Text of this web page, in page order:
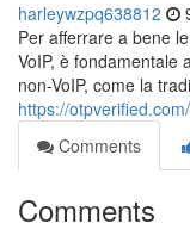
harleywzpq638812
Per afferrare a bene
VoIP, è fondamentale
non-VoIP, come la
https://otpverified.com/
Comments
Comments